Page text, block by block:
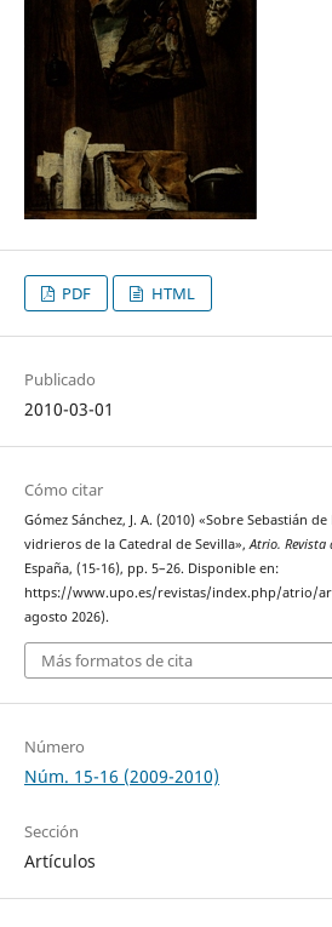
PDF HTML
Publicado
2010-03-01
Cómo citar
Gómez Sánchez, J. A. (2010) «Sobre Sebastián
vidrieros de la Catedral de Sevilla»,Atrio. Revista
España, (15-16), pp. 5–26. Disponible en:
https://www.upo.es/revistas/index.php/atrio/
agosto 2026).
Más formatos de cita
Número
Núm. 15-16 (2009-2010)
Sección
Artículos